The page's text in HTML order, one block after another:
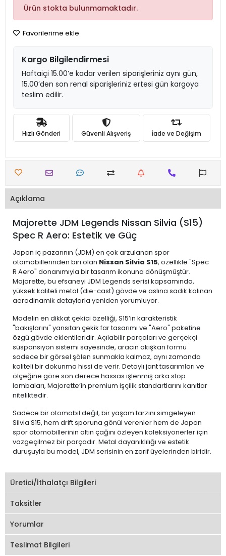
Ürün stokta bulunmamaktadır.
Favorilerime ekle
Kargo Bilgilendirmesi
Haftaiçi 15.00’e kadar verilen siparişleriniz aynı gün,
15.00’den son renal siparişleriniz ertesi gün kargoya
teslim edilir.
Hızlı Gönderi Güvenli Alışveriş İade ve Değişim
Açıklama
Majorette JDM Legends Nissan Silvia (S15)
Spec R Aero: Estetik ve Güç
Japon iç pazarının (JDM) en çok arzulanan spor
otomobillerinden biri olan Nissan Silvia S15, özellikle "Spec
R Aero" donanımıyla bir tasarım ikonuna dönüşmüştür.
Majorette, bu efsaneyi JDM Legends serisi kapsamında,
yüksek kaliteli metal (die-cast) gövde ve aslına sadık kalınan
aerodinamik detaylarla yeniden yorumluyor.
Modelin en dikkat çekici özelliği, S15’in karakteristik
"bakışlarını" yansıtan çekik far tasarımı ve "Aero" paketine
özgü gövde eklentileridir. Açılabilir parçaları ve gerçekçi
süspansiyon sistemi sayesinde, aracın akışkan formu
sadece bir görsel şölen sunmakla kalmaz, aynı zamanda
kaliteli bir dokunma hissi de verir. Detaylı jant tasarımları ve
ölçeğine göre son derece hassas işlenmiş arka stop
lambaları, Majorette’in premium işçilik standartlarını kanıtlar
niteliktedir.
Sadece bir otomobil değil, bir yaşam tarzını simgeleyen
Silvia S15, hem drift sporuna gönül verenler hem de Japon
spor otomobillerinin altın çağını özleyen koleksiyonerler için
vazgeçilmez bir parçadır. Metal dayanıklılığı ve estetik
duruşuyla bu model, JDM serisinin en zarif üyelerinden biridir.
Üretici/İthalatçı Bilgileri
Taksitler
Yorumlar
Teslimat Bilgileri